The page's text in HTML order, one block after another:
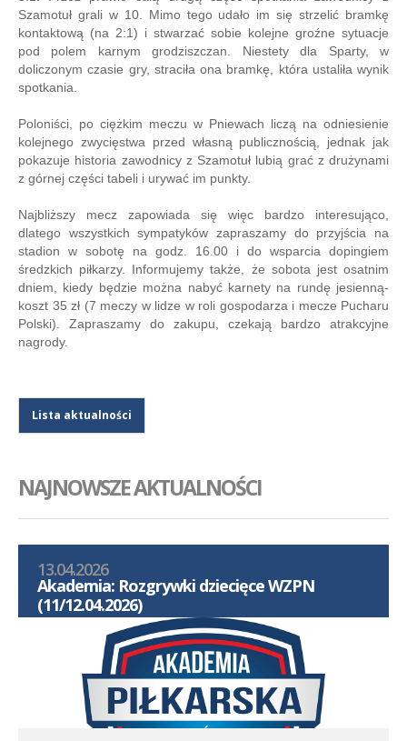
Szamotuł grali w 10. Mimo tego udało im się strzelić bramkę
kontaktową (na 2:1) i stwarzać sobie kolejne groźne sytuacje
pod polem karnym grodziszczan. Niestety dla Sparty, w
doliczonym czasie gry, straciła ona bramkę, która ustaliła wynik
spotkania.
Poloniści, po ciężkim meczu w Pniewach liczą na odniesienie
kolejnego zwycięstwa przed własną publicznością, jednak jak
pokazuje historia zawodnicy z Szamotuł lubią grać z drużynami
z górnej części tabeli i urywać im punkty.
Najbliższy mecz zapowiada się więc bardzo interesująco,
dlatego wszystkich sympatyków zapraszamy do przyjścia na
stadion w sobotę na godz. 16.00 i do wsparcia dopingiem
średzkich piłkarzy. Informujemy także, że sobota jest osatnim
dniem, kiedy będzie można nabyć karnety na rundę jesienną-
koszt 35 zł (7 meczy w lidze w roli gospodarza i mecze Pucharu
Polski). Zapraszamy do zakupu, czekają bardzo atrakcyjne
nagrody.
Lista aktualności
NAJNOWSZE AKTUALNOŚCI
13.04.2026
Akademia: Rozgrywki dziecięce WZPN
(11/12.04.2026)